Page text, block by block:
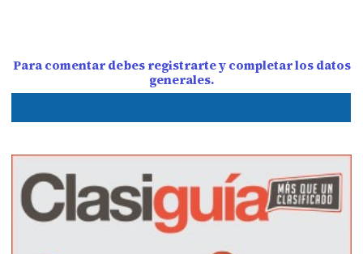
Para comentar debes registrarte y completar los datos
generales.